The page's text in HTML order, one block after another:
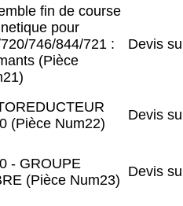
fin de course
pour
746/844/721 :
(Pièce
Devis
(Pièce Num22)
Devis
- GROUPE
(Pièce Num23)
Devis